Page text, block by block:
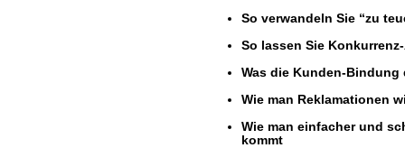
So verwandeln Sie “zu
So lassen Sie
Was die Kunden-Bindung
Wie man Reklamationen
Wie man einfacher und
kommt